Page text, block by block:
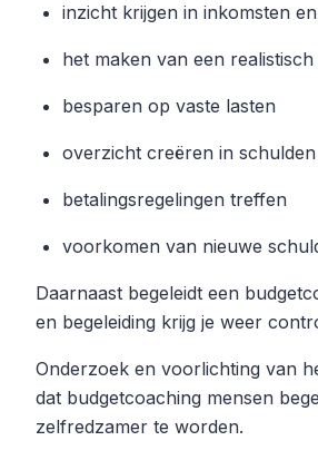
inzicht krijgen in inkomsten
het maken van een realistisch
besparen op vaste lasten
overzicht creëren in schulden
betalingsregelingen treffen
voorkomen van nieuwe
Daarnaast begeleidt een
en begeleiding krijg je weer
Onderzoek en voorlichting van
dat budgetcoaching mensen
zelfredzamer te worden.